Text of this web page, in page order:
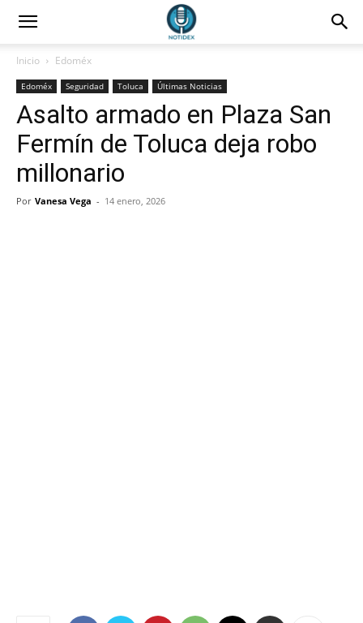
Inicio Edoméx
Edoméx Seguridad Toluca Últimas Noticias
Asalto armado en Plaza San
Fermín de Toluca deja robo
millonario
Por Vanesa Vega - 14 enero, 2026